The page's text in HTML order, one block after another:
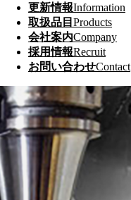
更新情報Information
取扱品目 Products
会社案内Company
採用情報Recruit
お問い合わせContact